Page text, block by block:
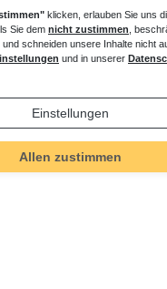
klicken, erlauben Sie uns
Sie dem nicht zustimmen ,
schneiden unsere Inhalte nicht
und in unserer
Einstellungen
Allen zustimmen